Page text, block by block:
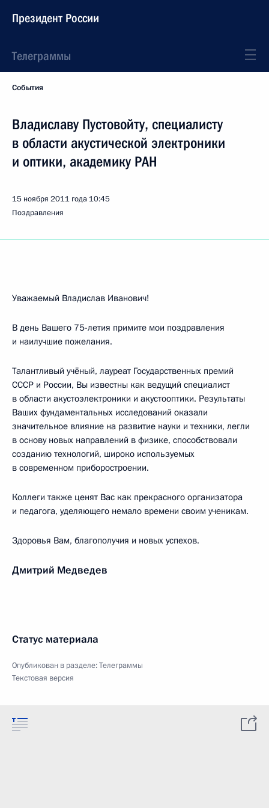
Президент России
Телеграммы
События
Владиславу Пустовойту, специалисту
в области акустической электроники
и оптики, академику РАН
15 ноября 2011 года 10:45
Поздравления
Уважаемый Владислав Иванович!
В день Вашего 75-летия примите мои поздравления
и наилучшие пожелания.
Талантливый учёный, лауреат Государственных премий
СССР и России, Вы известны как ведущий специалист
в области акустоэлектроники и акустооптики. Результаты
Ваших фундаментальных исследований оказали
значительное влияние на развитие науки и техники, легли
в основу новых направлений в физике, способствовали
созданию технологий, широко используемых
в современном приборостроении.
Коллеги также ценят Вас как прекрасного организатора
и педагога, уделяющего немало времени своим ученикам.
Здоровья Вам, благополучия и новых успехов.
Дмитрий Медведев
Статус материала
Опубликован в разделе:Телеграммы
Текстовая версия